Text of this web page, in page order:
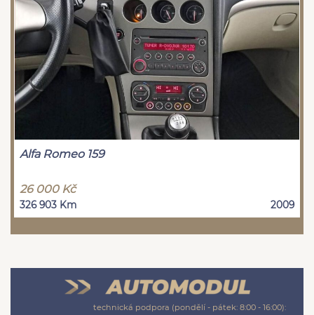
Alfa Romeo 159
26 000 Kč
326 903 Km 2009
technická podpora (pondělí - pátek: 8:00 - 16:00):